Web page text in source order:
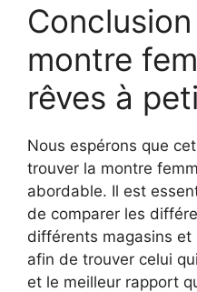
montre
rêves à
Nous espérons que
trouver la montre
abordable. Il est
de comparer les
différents magasins
afin de trouver celui
et le meilleur rapport